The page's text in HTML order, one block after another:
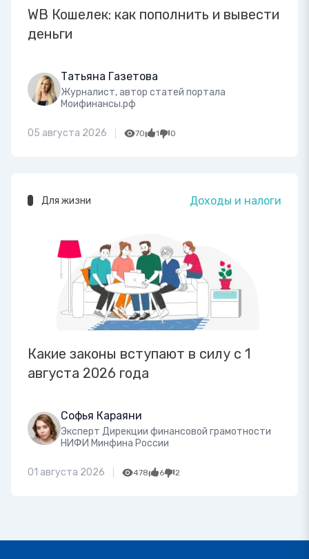
WB Кошелек: как пополнить и вывести
деньги
Татьяна Газетова
Журналист, автор статей портала
Моифинансы.рф
05 августа 2026 70 1 0
Для жизни Доходы и налоги
Какие законы вступают в силу с 1
августа 2026 года
Софья Караяни
Эксперт Дирекции финансовой грамотности
НИФИ Минфина России
01 августа 2026 478 6 2